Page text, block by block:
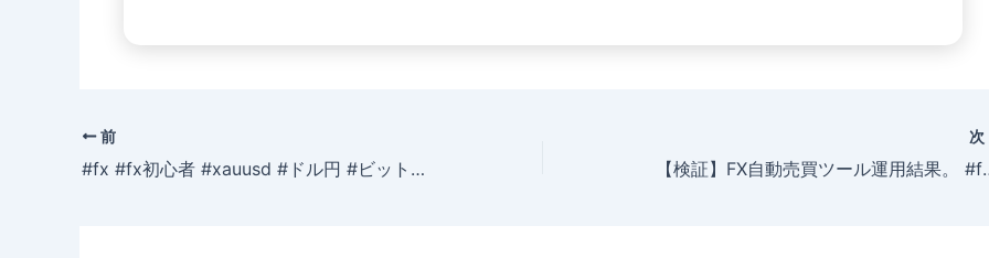
前
#fx #fx初心者 #xauusd #ドル円 #ビットコイン #btc #bitcoin #usdjpy #fx初心者を救いたい #過去の自分に届けたい言葉 #キラトレ #インジケーター
次
【検証】FX自動売買ツール